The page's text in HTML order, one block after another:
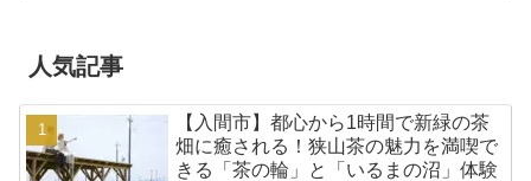
人気記事
【入間市】都心から1時間で新緑の茶
畑に癒される！狭山茶の魅力を満喫で
きる「茶の輪」と「いるまの沼」体験